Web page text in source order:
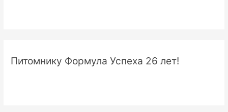
Питомнику Формула Успеха 26 лет!